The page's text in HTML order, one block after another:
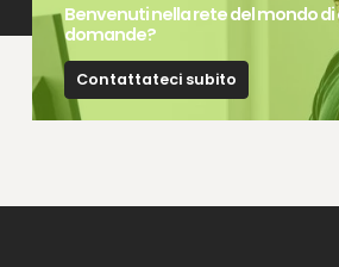
Benvenuti nella rete del mondo
domande?
Contattateci subito